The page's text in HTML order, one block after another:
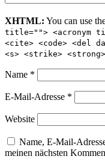
XHTML: You can use
title=""> <acronym
<cite> <code> <del
<s> <strike> <strong>
Name *
E-Mail-Adresse *
Website
Name, E-Mail-
meinen nächsten